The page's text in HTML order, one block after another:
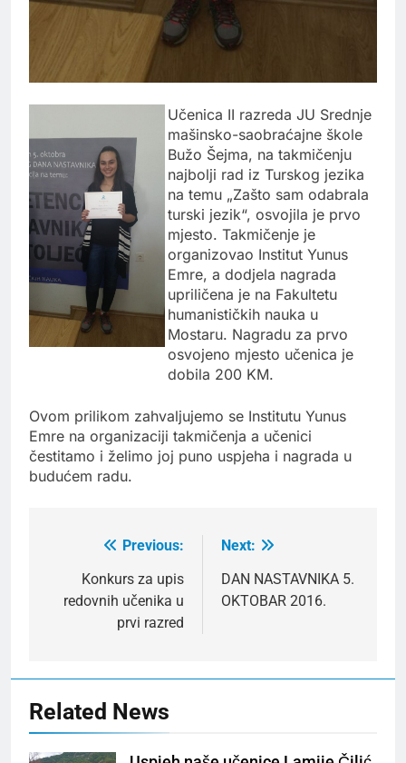
Učenica II razreda JU Srednje
mašinsko-saobraćajne škole
Bužo Šejma, na takmičenju
najbolji rad iz Turskog jezika
na temu „Zašto sam odabrala
turski jezik“, osvojila je prvo
mjesto. Takmičenje je
organizovao Institut Yunus
Emre, a dodjela nagrada
upriličena je na Fakultetu
humanističkih nauka u
Mostaru. Nagradu za prvo
osvojeno mjesto učenica je
dobila 200 KM.
Ovom prilikom zahvaljujemo se Institutu Yunus
Emre na organizaciji takmičenja a učenici
čestitamo i želimo joj puno uspjeha i nagrada u
budućem radu.
navigation
Previous:
Konkurs za upis
redovnih učenika u
prvi razred
Next:
DAN NASTAVNIKA 5.
OKTOBAR 2016.
Related News